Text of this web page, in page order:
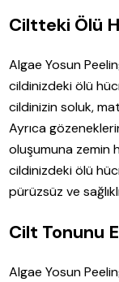
Ciltteki Ölü
Algae Yosun
cildinizdeki ölü
cildinizin soluk,
Ayrıca
oluşumuna zemin
cildinizdeki ölü
pürüzsüz ve
Cilt Tonunu
Algae Yosun